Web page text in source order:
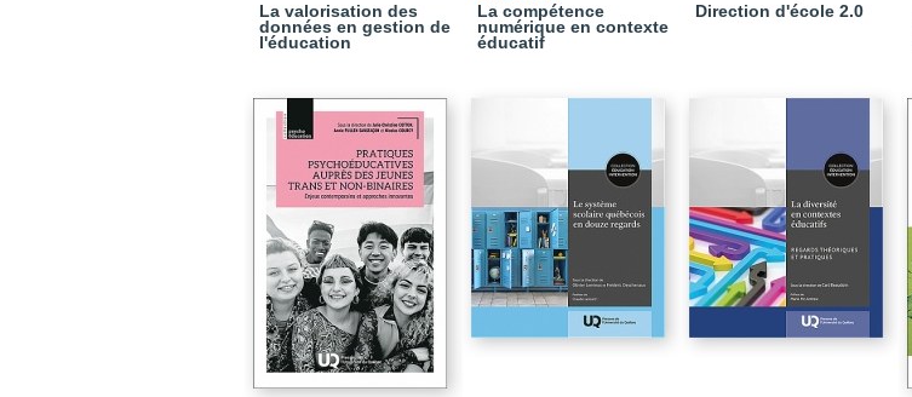
La valorisation des
données en gestion de
l'éducation
La compétence
numérique en contexte
éducatif
Direction d'école 2.0